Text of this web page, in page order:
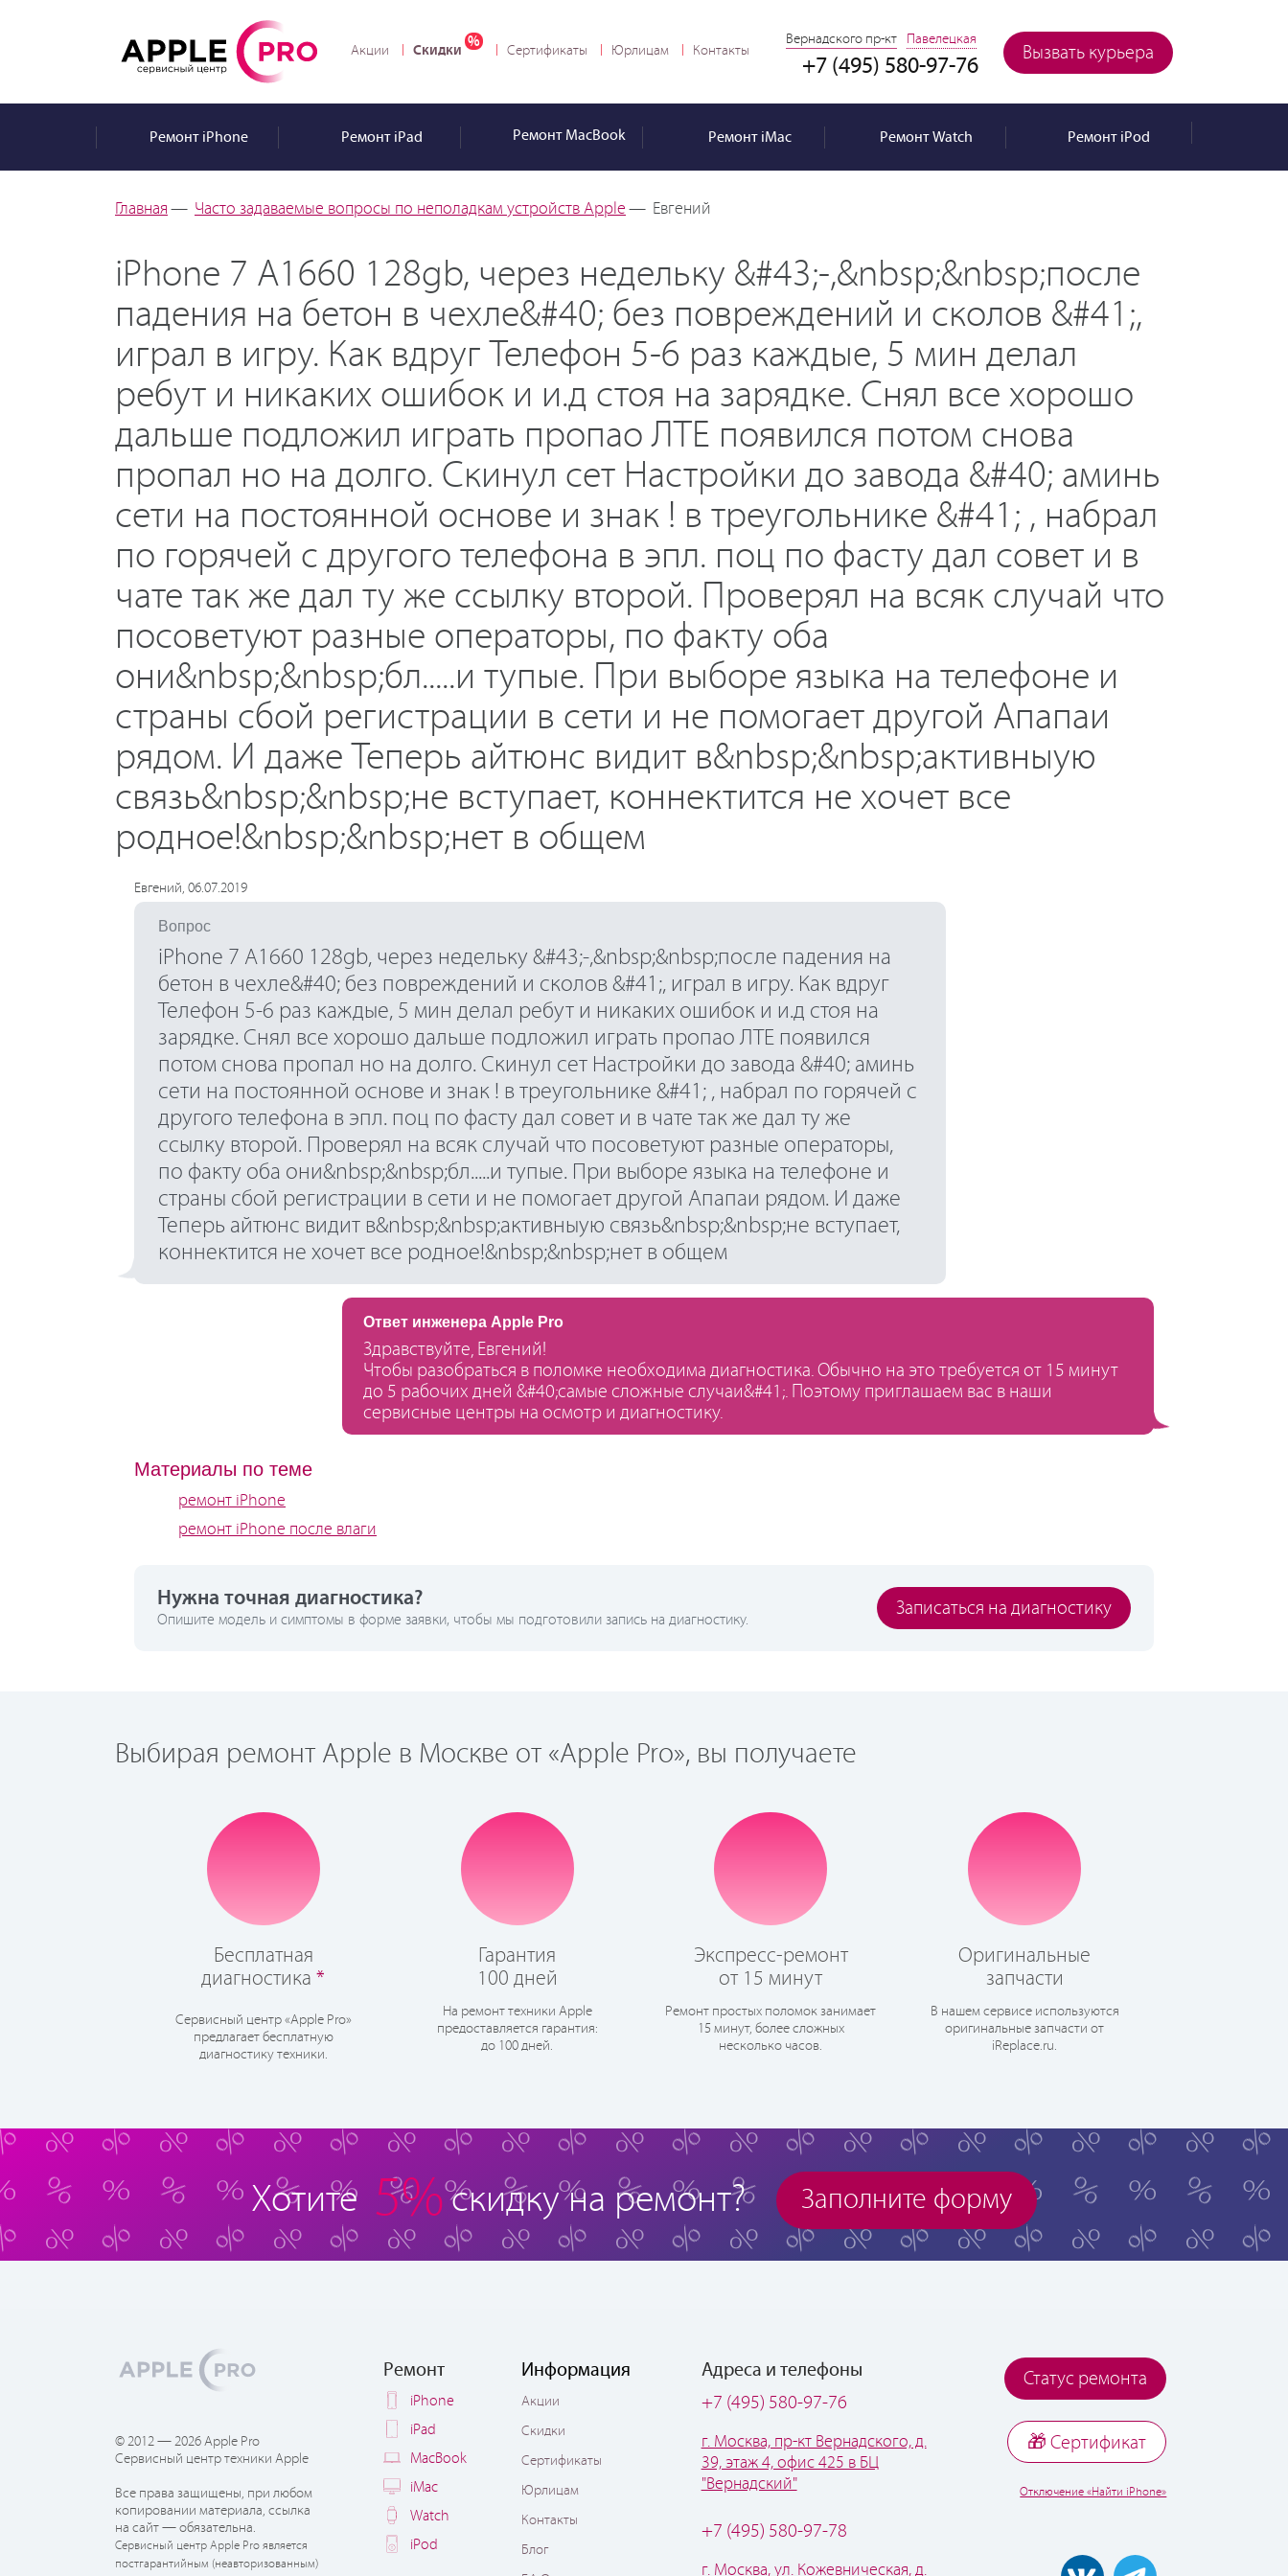
Вызвать курьера
Вернадского пр-кт Павелецкая
+7 (495) 580-97-76
Акции Скидки Сертификаты Юрлицам Контакты
РемонтiPhone РемонтiPad Ремонт MacBook РемонтiMac РемонтWatch РемонтiPod
Главная — Часто задаваемые вопросы по неполадкам устройств Apple — Евгений
iPhone 7 A1660 128gb, через недельку &#43;-,&nbsp;&nbsp;после
падения на бетон в чехле&#40; без повреждений и сколов &#41;,
играл в игру. Как вдруг Телефон 5-6 раз каждые, 5 мин делал
ребут и никаких ошибок и и.д стоя на зарядке. Снял все хорошо
дальше подложил играть пропао ЛТЕ появился потом снова
пропал но на долго. Скинул сет Настройки до завода &#40; аминь
сети на постоянной основе и знак ! в треугольнике &#41; , набрал
по горячей с другого телефона в эпл. поц по фасту дал совет и в
чате так же дал ту же ссылку второй. Проверял на всяк случай что
посоветуют разные операторы, по факту оба
они&nbsp;&nbsp;бл.....и тупые. При выборе языка на телефоне и
страны сбой регистрации в сети и не помогает другой Апапаи
рядом. И даже Теперь айтюнс видит в&nbsp;&nbsp;активныую
связь&nbsp;&nbsp;не вступает, коннектится не хочет все
родное!&nbsp;&nbsp;нет в общем
Евгений, 06.07.2019
Вопрос
iPhone 7 A1660 128gb, через недельку &#43;-,&nbsp;&nbsp;после падения на
бетон в чехле&#40; без повреждений и сколов &#41;, играл в игру. Как вдруг
Телефон 5-6 раз каждые, 5 мин делал ребут и никаких ошибок и и.д стоя на
зарядке. Снял все хорошо дальше подложил играть пропао ЛТЕ появился
потом снова пропал но на долго. Скинул сет Настройки до завода &#40; аминь
сети на постоянной основе и знак ! в треугольнике &#41; , набрал по горячей с
другого телефона в эпл. поц по фасту дал совет и в чате так же дал ту же
ссылку второй. Проверял на всяк случай что посоветуют разные операторы,
по факту оба они&nbsp;&nbsp;бл.....и тупые. При выборе языка на телефоне и
страны сбой регистрации в сети и не помогает другой Апапаи рядом. И даже
Теперь айтюнс видит в&nbsp;&nbsp;активныую связь&nbsp;&nbsp;не вступает,
коннектится не хочет все родное!&nbsp;&nbsp;нет в общем
Ответ инженера Apple Pro
Здравствуйте, Евгений!
Чтобы разобраться в поломке необходима диагностика. Обычно на это требуется от 15 минут
до 5 рабочих дней &#40;самые сложные случаи&#41;. Поэтому приглашаем вас в наши
сервисные центры на осмотр и диагностику.
Материалы по теме
ремонт iPhone
ремонт iPhone после влаги
Нужна точная диагностика?
Опишите модель и симптомы в форме заявки, чтобы мы подготовили запись на диагностику.
Записаться на диагностику
Выбирая ремонт Apple в Москве от «Apple Pro», вы получаете
Бесплатная
диагностика*
Сервисный центр «Apple Pro»
предлагает бесплатную
диагностику техники.
Гарантия
100 дней
На ремонт техники Apple
предоставляется гарантия:
до 100 дней.
Экспресс-ремонт
от 15 минут
Ремонт простых поломок занимает
15 минут, более сложных
несколько часов.
Оригинальные
запчасти
В нашем сервисе используются
оригинальные запчасти от
iReplace.ru.
Хотите 5% скидку на ремонт? Заполните форму
© 2012 — 2026 Apple Pro
Сервисный центр техники Apple
Все права защищены, при любом
копировании материала, ссылка
на сайт — обязательна.
Сервисный центр Apple Pro является
постгарантийным (неавторизованным)
Ремонт
iPhone
iPad
MacBook
iMac
Watch
iPod
Информация
Акции
Скидки
Сертификаты
Юрлицам
Контакты
Блог
Адреса и телефоны
+7 (495) 580-97-76
г. Москва, пр-кт Вернадского, д.
39, этаж 4, офис 425 в БЦ
"Вернадский"
+7 (495) 580-97-78
г. Москва, ул. Кожевническая, д.
Статус ремонта
🎁 Cертификат
Отключение «Найти iPhone»